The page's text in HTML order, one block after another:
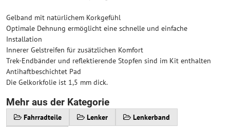
Gelband mit natürlichem Korkgefühl
Optimale Dehnung ermöglicht eine schnelle und einfache
Installation
Innerer Gelstreifen für zusätzlichen Komfort
Trek-Endbänder und reflektierende Stopfen sind im Kit enthalten
Antihaftbeschichtet Pad
Die Gelkorkfolie ist 1,5 mm dick.
Mehr aus der Kategorie
Fahrradteile Lenker
Lenkerband